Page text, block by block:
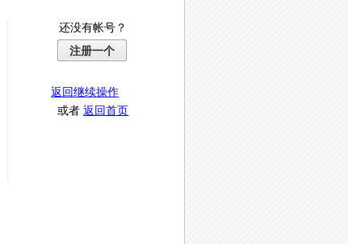
还没有帐号？
注册一个
返回继续操作
或者返回首页